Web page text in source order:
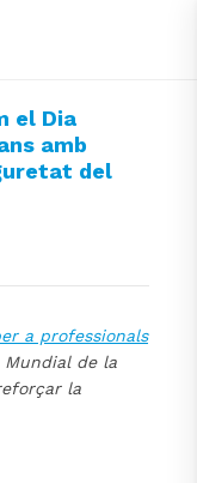
el Dia
amb
del
a professionals
Mundial de la
la